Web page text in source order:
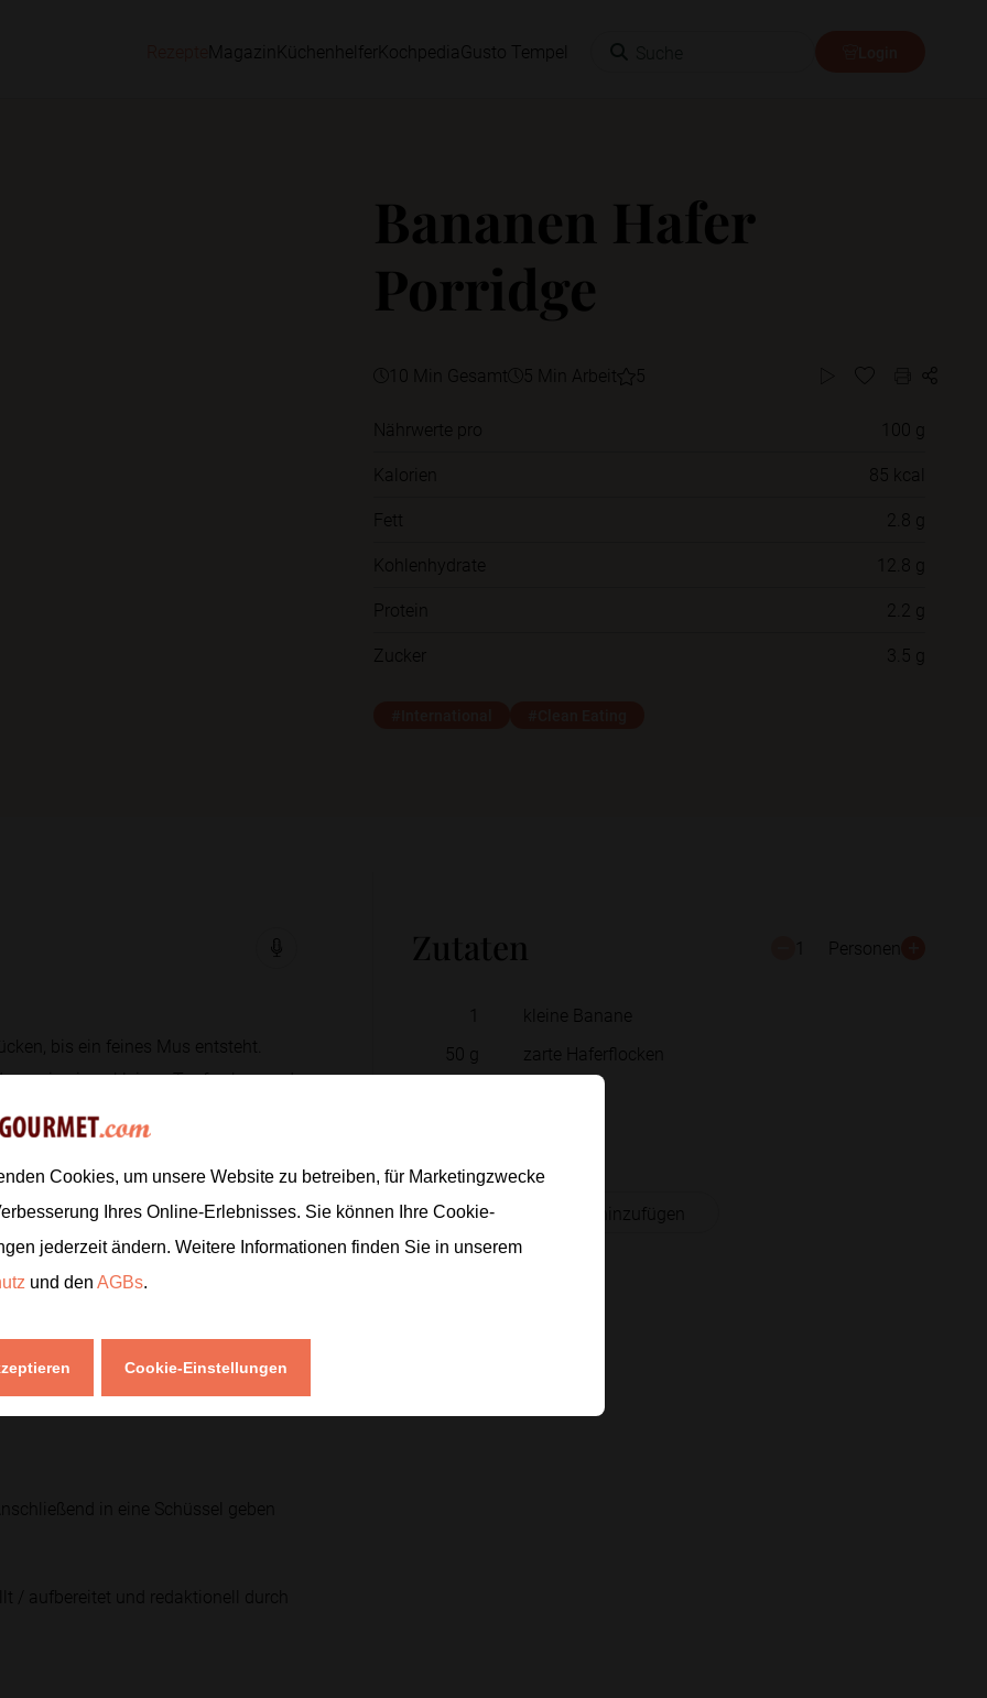
Magazin Küchenhelfer Kochpedia Gusto Tempel
Bananen Hafer
Porridge
10 Min Gesamt 5 Min Arbeit 5
Nährwerte pro
100 g
Kalorien
85 kcal
Fett
2.8 g
Kohlenhydrate
12.8 g
Protein
2.2 g
Zucker
3.5 g
Zutaten 1 Personen
1
kleine Banane
50 g
zarte Haferflocken
Zur Einkaufsliste hinzufügen
bis ein feines Mus entsteht.
in einen kleinen Topf geben und
einrühren und alles gut
Minuten köcheln lassen, damit
entsteht.
Dadurch wird der Porridge
in eine Schüssel geben
/ aufbereitet und redaktionell durch
Cookies, um unsere Website zu betreiben, für Marketingzwecke
Ihres Online-Erlebnisses. Sie können Ihre Cookie-
jederzeit ändern. Weitere Informationen finden Sie in unserem
und den AGBs.
Cookie-Einstellungen